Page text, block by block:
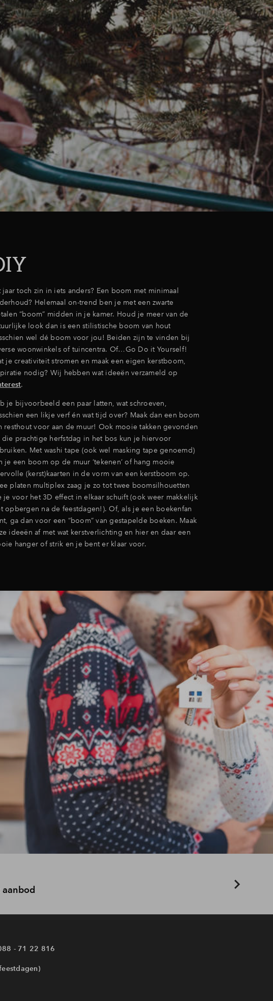
jaar toch zin in iets anders? Een boom met minimaal
Helemaal on-trend ben je met een zwarte
“boom” midden in je kamer. Houd je meer van de
look dan is een stilistische boom van hout
wel dé boom voor jou! Beiden zijn te vinden bij
woonwinkels of tuincentra. Of…Go Do it Yourself!
je creativiteit stromen en maak een eigen kerstboom,
nodig? Wij hebben wat ideeën verzameld op
.
je bijvoorbeeld een paar latten, wat schroeven,
een likje verf én wat tijd over? Maak dan een boom
resthout voor aan de muur! Ook mooie takken gevonden
prachtige herfstdag in het bos kun je hiervoor
Met washi tape (ook wel masking tape genoemd)
je een boom op de muur ‘tekenen’ of hang mooie
(kerst)kaarten in de vorm van een kerstboom op.
platen multiplex zaag je zo tot twee boomsilhouetten
je voor het 3D effect in elkaar schuift (ook weer makkelijk
opbergen na de feestdagen!). Of, als je een boekenfan
ga dan voor een “boom” van gestapelde boeken. Maak
ideeën af met wat kerstverlichting en hier en daar een
hanger of strik en je bent er klaar voor.
aan